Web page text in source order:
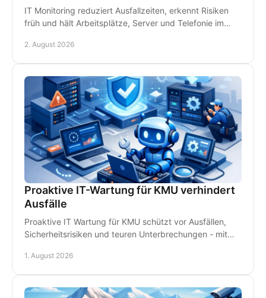
IT Monitoring reduziert Ausfallzeiten, erkennt Risiken
früh und hält Arbeitsplätze, Server und Telefonie im
2. August 2026
Proaktive IT-Wartung für KMU verhindert
Ausfälle
Proaktive IT Wartung für KMU schützt vor Ausfällen,
Sicherheitsrisiken und teuren Unterbrechungen - mit
1. August 2026